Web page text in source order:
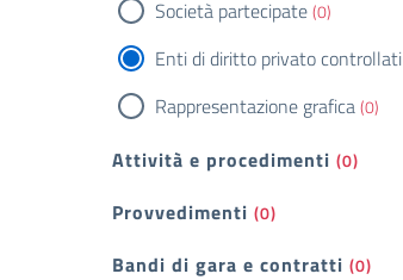
Società partecipate(0)
Enti di diritto privato controllati
Rappresentazione grafica(0)
Attività e procedimenti (0)
Provvedimenti (0)
Bandi di gara e contratti (0)